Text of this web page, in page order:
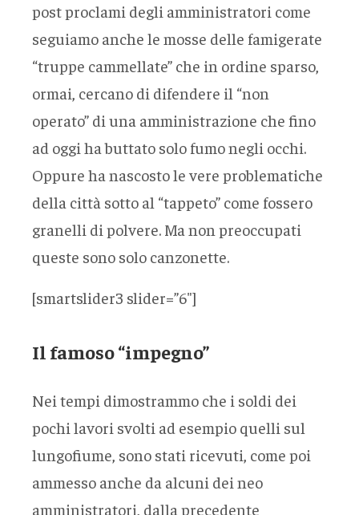
post proclami degli amministratori come
seguiamo anche le mosse delle famigerate
“truppe cammellate” che in ordine sparso,
ormai, cercano di difendere il “non
operato” di una amministrazione che fino
ad oggi ha buttato solo fumo negli occhi.
Oppure ha nascosto le vere problematiche
della città sotto al “tappeto” come fossero
granelli di polvere. Ma non preoccupati
queste sono solo canzonette.
[smartslider3 slider=”6″]
Il famoso “impegno”
Nei tempi dimostrammo che i soldi dei
pochi lavori svolti ad esempio quelli sul
lungofiume, sono stati ricevuti, come poi
ammesso anche da alcuni dei neo
amministratori, dalla precedente